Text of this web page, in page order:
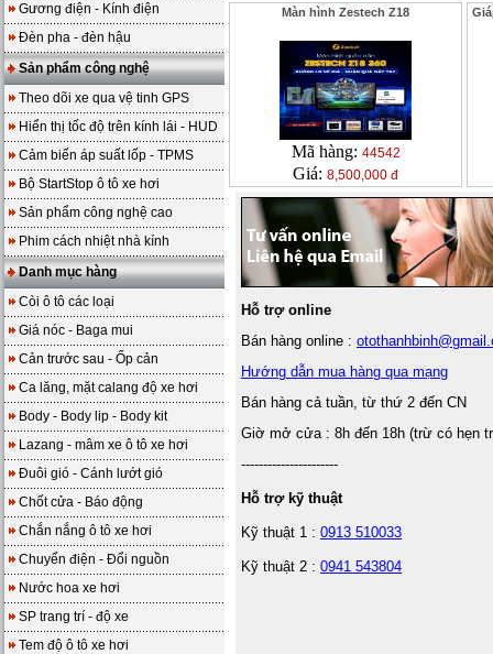
Gương điện - Kính điện
Đèn pha - đèn hậu
Sản phẩm công nghệ
Theo dõi xe qua vệ tinh GPS
Hiển thị tốc độ trên kính lái - HUD
Cảm biến áp suất lốp - TPMS
Bộ StartStop ô tô xe hơi
Sản phẩm công nghệ cao
Phim cách nhiệt nhà kính
Danh mục hàng
Còi ô tô các loại
Giá nóc - Baga mui
Cản trước sau - Ốp cản
Ca lăng, mặt calang độ xe hơi
Body - Body lip - Body kit
Lazang - mâm xe ô tô xe hơi
Đuôi gió - Cánh lướt gió
Chốt cửa - Báo động
Chắn nắng ô tô xe hơi
Chuyển điện - Đổi nguồn
Nước hoa xe hơi
SP trang trí - độ xe
Tem độ ô tô xe hơi
Màn hình Zestech Z18
Mã hàng: 44542
Giá: 8,500,000 đ
Hỗ trợ online
Bán hàng online :
Hướng dẫn mua hàng qua mạng
Bán hàng cả tuần, từ thứ 2 đến CN
Giờ mở cửa : 8h đến 18h (trừ có hẹn
----------------------
Hỗ trợ kỹ thuật
Kỹ thuật 1 : 0913 510033
Kỹ thuật 2 : 0941 543804